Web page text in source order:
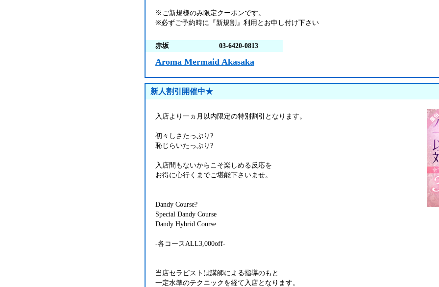
※ご新規様のみ限定クーポンです。
※必ずご予約時に『新規割』利用とお申し付け下さい
赤坂 03-6420-0813
Aroma Mermaid Akasaka
新人割引開催中★
入店より一ヵ月以内限定の特別割引となります。
初々しさたっぷり?
恥じらいたっぷり?
入店間もないからこそ楽しめる反応を
お得に心行くまでご堪能下さいませ。
Dandy Course?
Special Dandy Course
Dandy Hybrid Course
-各コースALL3,000off-
当店セラピストは講師による指導のもと
一定水準のテクニックを経て入店となります。